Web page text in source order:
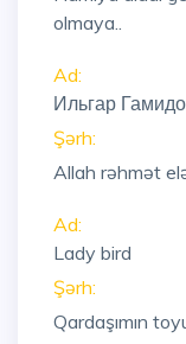
olmaya..
Ad:
Ильгар
Şərh:
Allah rəhmət
Ad:
Lady bird
Şərh:
Qardaşımın